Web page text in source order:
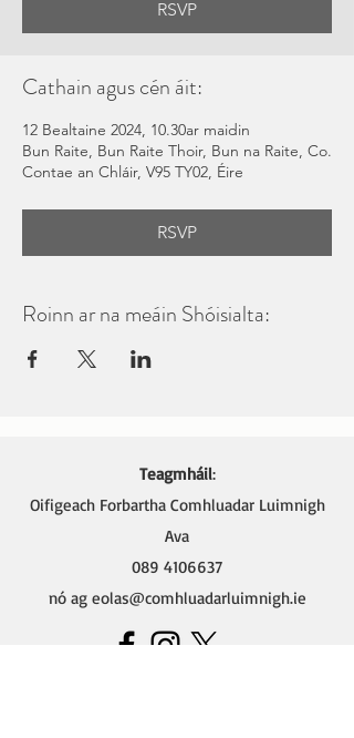
RSVP
Cathain agus cén áit:
12 Bealtaine 2024, 10.30ar maidin
Bun Raite, Bun Raite Thoir, Bun na Raite, Co.
Contae an Chláir, V95 TY02, Éire
RSVP
Roinn ar na meáin Shóisialta:
Teagmháil:
Oifigeach Forbartha Comhluadar Luimnigh
Ava
089 4106637
nó ag eolas@comhluadarluimnigh.ie